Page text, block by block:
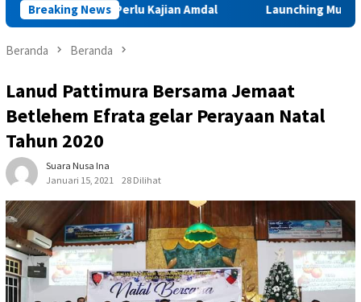
Breaking News
Iha Perlu Kajian Amdal Launching Muktamar VIII di
Beranda Beranda
Lanud Pattimura Bersama Jemaat
Betlehem Efrata gelar Perayaan Natal
Tahun 2020
Suara Nusa Ina
Januari 15, 2021
28 Dilihat